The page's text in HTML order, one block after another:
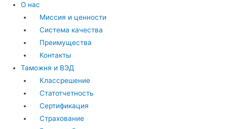
О нас
Миссия и ценности
Система качества
Преимущества
Контакты
Таможня и ВЭД
Классрешение
Статотчетность
Сертификация
Страхование